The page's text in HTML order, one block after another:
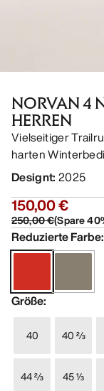
NORVAN 4
HERREN
Vielseitiger
harten
Designt: 2025
150,00 €
250,00 €(Spare40
Reduzierte Farbe:
Größe:
40 40 ⅔
44 ⅔ 45 ⅓